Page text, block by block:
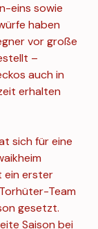
eins sowie
haben
vor große
–
auch in
erhalten
sich für eine
ein erster
Team
gesetzt.
Saison bei